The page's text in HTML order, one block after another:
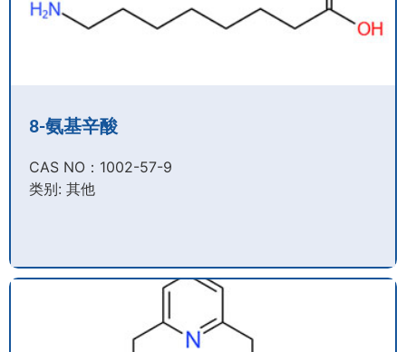
8-氨基辛酸
CAS NO：1002-57-9​
类别: 其他